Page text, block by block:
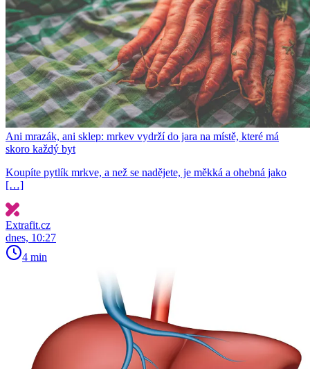
Ani mrazák, ani sklep: mrkev vydrží do jara na místě, které má
skoro každý byt
Koupíte pytlík mrkve, a než se nadějete, je měkká a ohebná jako
[…]
Extrafit.cz
dnes, 10:27
4 min